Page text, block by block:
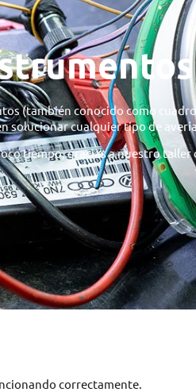
(también conocido como
cualquier tipo de
tiempo, gracias a nuestro
correctamente.